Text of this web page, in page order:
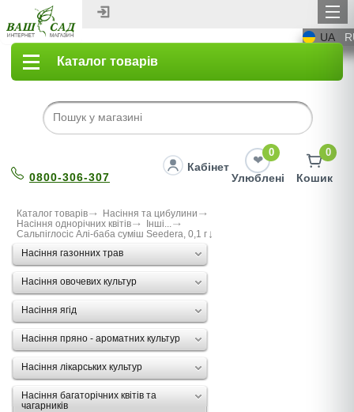
UA
Каталог товарів
0800-306-307
Кабінет
0
Улюблені
0
Кошик
Каталог товарів
Насіння та цибулини
Насіння однорічних квітів
Інші...
Сальпіглосіс Алі-баба суміш Seedera, 0,1 г
Насіння газонних трав
Насіння овочевих культур
Насіння ягід
Насіння пряно - ароматних культур
Насіння лікарських культур
Насіння багаторічних квітів та
чагарників